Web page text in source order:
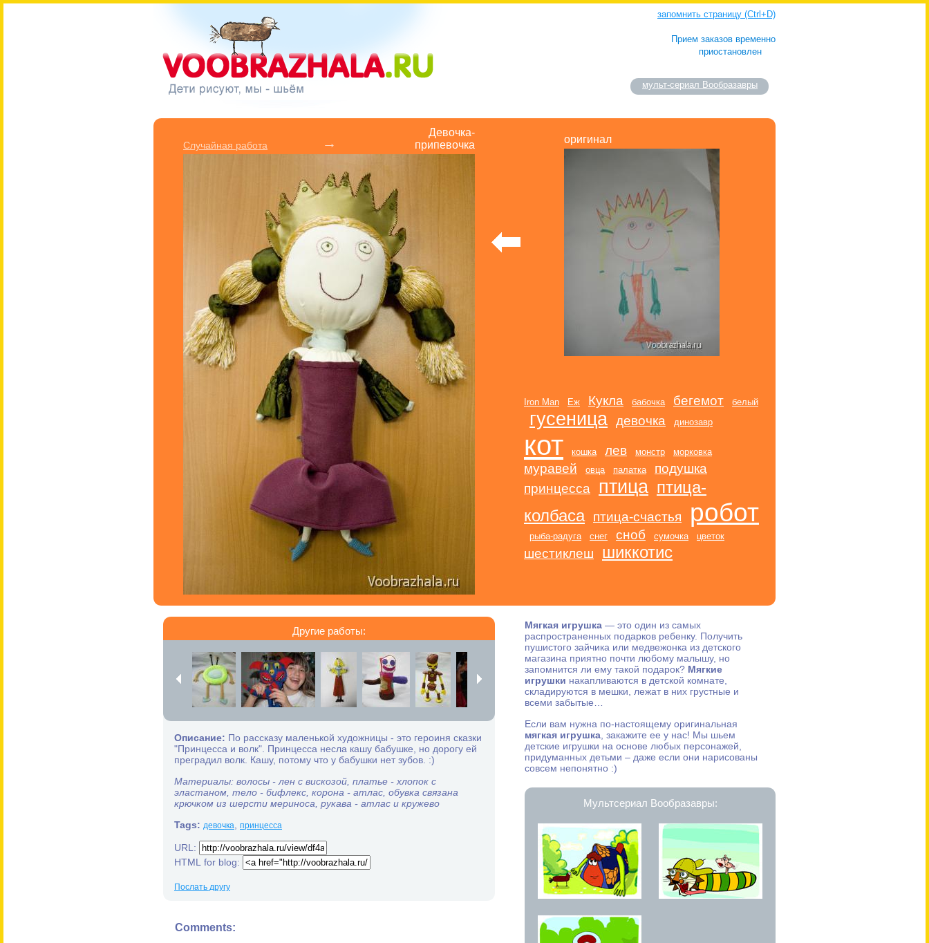
запомнить страницу (Ctrl+D)
Прием заказов временно
приостановлен
мульт-сериал Вообразавры
Cлучайная работа →
Девочка-
припевочка
оригинал
Iron Man Еж Кукла бабочка бегемот белый
гусеница девочка динозавр
кот кошка лев монстр морковка
муравей овца палатка
подушка
принцесса
птица птица-
колбаса
птица-счастья робот
рыба-радуга снег сноб сумочка цветок
шестиклеш шиккотис
Другие работы:
Описание: По рассказу маленькой художницы - это героиня сказки
"Принцесса и волк". Принцесса несла кашу бабушке, но дорогу ей
преградил волк. Кашу, потому что у бабушки нет зубов. :)
Материалы: волосы - лен с вискозой, платье - хлопок с
эластаном, тело - бифлекс, корона - атлас, обувка связана
крючком из шерсти мериноса, рукава - атлас и кружево
Tags: девочка принцесса
URL:
HTML for blog:
Послать другу
Comments:
Мягкая игрушка — это один из самых
распространенных подарков ребенку. Получить
пушистого зайчика или медвежонка из детского
магазина приятно почти любому малышу, но
запомнится ли ему такой подарок? Мягкие
игрушки накапливаются в детской комнате,
складируются в мешки, лежат в них грустные и
всеми забытые…
Если вам нужна по-настоящему оригинальная
мягкая игрушка , закажите ее у нас! Мы шьем
детские игрушки на основе любых персонажей,
придуманных детьми – даже если они нарисованы
совсем непонятно :)
Мультсериал Вообразавры: